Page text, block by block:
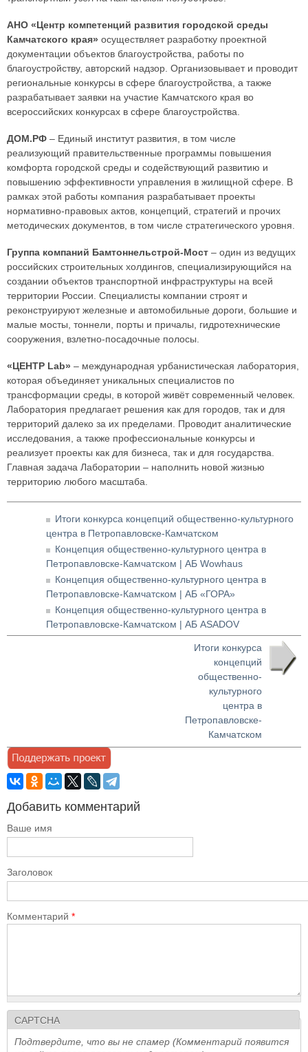
АНО «Центр компетенций развития городской среды
Камчатского края» осуществляет разработку проектной
документации объектов благоустройства, работы по
благоустройству, авторский надзор. Организовывает и проводит
региональные конкурсы в сфере благоустройства, а также
разрабатывает заявки на участие Камчатского края во
всероссийских конкурсах в сфере благоустройства.
ДОМ.РФ – Единый институт развития, в том числе
реализующий правительственные программы повышения
комфорта городской среды и содействующий развитию и
повышению эффективности управления в жилищной сфере. В
рамках этой работы компания разрабатывает проекты
нормативно-правовых актов, концепций, стратегий и прочих
методических документов, в том числе стратегического уровня.
Группа компаний Бамтоннельстрой-Мост – один из ведущих
российских строительных холдингов, специализирующийся на
создании объектов транспортной инфраструктуры на всей
территории России. Специалисты компании строят и
реконструируют железные и автомобильные дороги, большие и
малые мосты, тоннели, порты и причалы, гидротехнические
сооружения, взлетно-посадочные полосы.
«ЦЕНТР Lab» – международная урбанистическая лаборатория,
которая объединяет уникальных специалистов по
трансформации среды, в которой живёт современный человек.
Лаборатория предлагает решения как для городов, так и для
территорий далеко за их пределами. Проводит аналитические
исследования, а также профессиональные конкурсы и
реализует проекты как для бизнеса, так и для государства.
Главная задача Лаборатории – наполнить новой жизнью
территорию любого масштаба.
Итоги конкурса концепций общественно-культурного
центра в Петропавловске-Камчатском
Концепция общественно-культурного центра в
Петропавловске-Камчатском | АБ Wowhaus
Концепция общественно-культурного центра в
Петропавловске-Камчатском | АБ «ГОРА»
Концепция общественно-культурного центра в
Петропавловске-Камчатском | АБ ASADOV
Итоги конкурса
концепций
общественно-
культурного
центра в
Петропавловске-
Камчатском
Добавить комментарий
Ваше имя
Заголовок
Комментарий *
CAPTCHA
Подтвердите, что вы не спамер (Комментарий появится